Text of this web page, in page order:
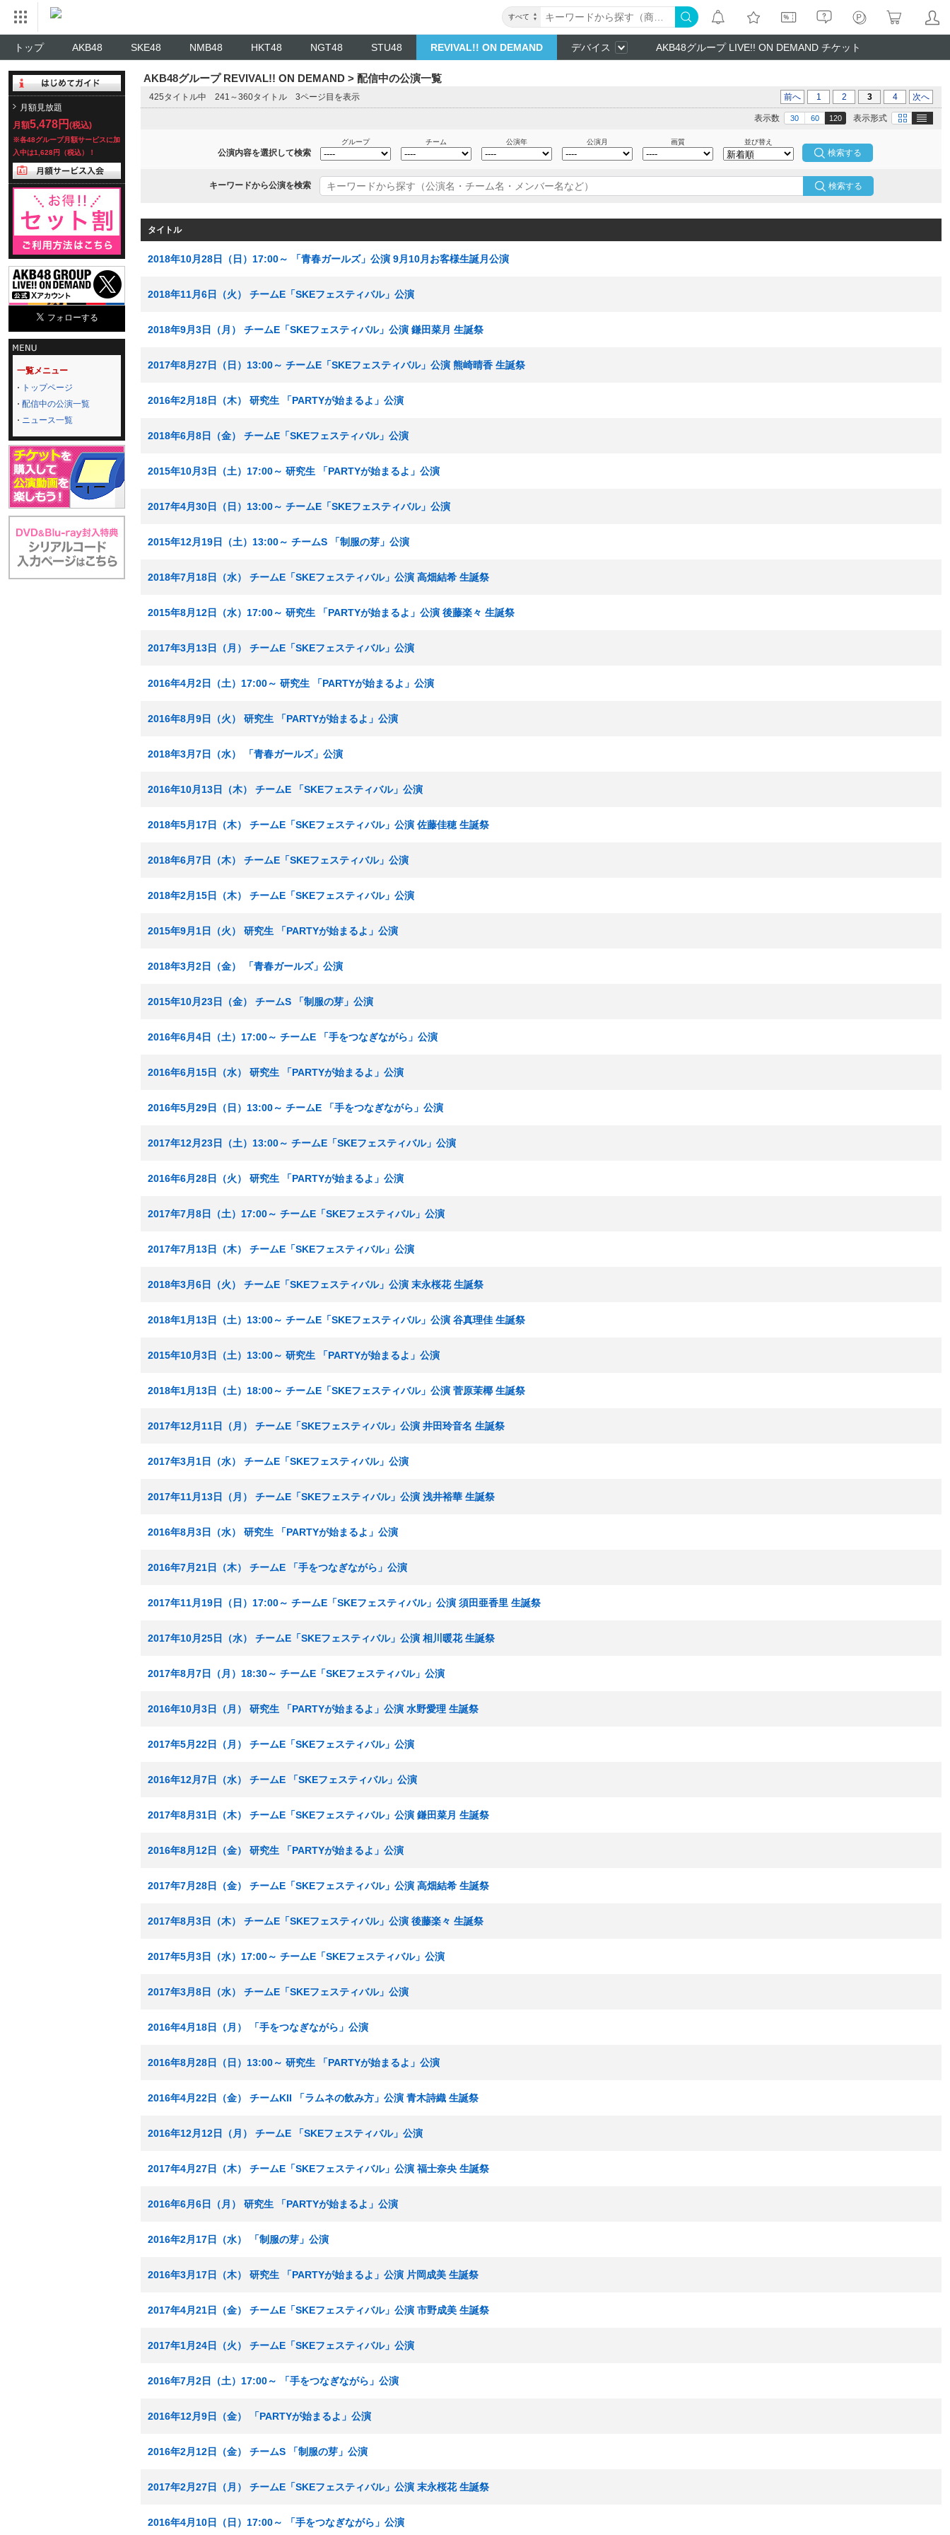
すべて
トップ AKB48 SKE48 NMB48 HKT48 NGT48 STU48 REVIVAL!! ON DEMAND デバイス AKB48グループ LIVE!! ON DEMAND チケット
月額見放題
月額5,478円 (税込)
※各48グループ月額サービスに加
入中は1,628円（税込）！
一覧メニュー
トップページ
配信中の公演一覧
ニュース一覧
AKB48グループ REVIVAL!! ON DEMAND > 配信中の公演一覧
425タイトル中 241～360タイトル 3ページ目を表示 前へ 1 2 3 4 次へ
表示形式 画像
表示数 30 60 120
公演内容を選択して検索
グループ チーム 公演年 公演月 画質 並び替え
キーワードから公演を検索 検索する
タイトル
2018年10月28日（日）17:00～ 「青春ガールズ」公演 9月10月お客様生誕月公演
2018年11月6日（火） チームE「SKEフェスティバル」公演
2018年9月3日（月） チームE「SKEフェスティバル」公演 鎌田菜月 生誕祭
2017年8月27日（日）13:00～ チームE「SKEフェスティバル」公演 熊崎晴香 生誕祭
2016年2月18日（木） 研究生 「PARTYが始まるよ」公演
2018年6月8日（金） チームE「SKEフェスティバル」公演
2015年10月3日（土）17:00～ 研究生 「PARTYが始まるよ」公演
2017年4月30日（日）13:00～ チームE「SKEフェスティバル」公演
2015年12月19日（土）13:00～ チームS 「制服の芽」公演
2018年7月18日（水） チームE「SKEフェスティバル」公演 高畑結希 生誕祭
2015年8月12日（水）17:00～ 研究生 「PARTYが始まるよ」公演 後藤楽々 生誕祭
2017年3月13日（月） チームE「SKEフェスティバル」公演
2016年4月2日（土）17:00～ 研究生 「PARTYが始まるよ」公演
2016年8月9日（火） 研究生 「PARTYが始まるよ」公演
2018年3月7日（水） 「青春ガールズ」公演
2016年10月13日（木） チームE 「SKEフェスティバル」公演
2018年5月17日（木） チームE「SKEフェスティバル」公演 佐藤佳穂 生誕祭
2018年6月7日（木） チームE「SKEフェスティバル」公演
2018年2月15日（木） チームE「SKEフェスティバル」公演
2015年9月1日（火） 研究生 「PARTYが始まるよ」公演
2018年3月2日（金） 「青春ガールズ」公演
2015年10月23日（金） チームS 「制服の芽」公演
2016年6月4日（土）17:00～ チームE 「手をつなぎながら」公演
2016年6月15日（水） 研究生 「PARTYが始まるよ」公演
2016年5月29日（日）13:00～ チームE 「手をつなぎながら」公演
2017年12月23日（土）13:00～ チームE「SKEフェスティバル」公演
2016年6月28日（火） 研究生 「PARTYが始まるよ」公演
2017年7月8日（土）17:00～ チームE「SKEフェスティバル」公演
2017年7月13日（木） チームE「SKEフェスティバル」公演
2018年3月6日（火） チームE「SKEフェスティバル」公演 末永桜花 生誕祭
2018年1月13日（土）13:00～ チームE「SKEフェスティバル」公演 谷真理佳 生誕祭
2015年10月3日（土）13:00～ 研究生 「PARTYが始まるよ」公演
2018年1月13日（土）18:00～ チームE「SKEフェスティバル」公演 菅原茉椰 生誕祭
2017年12月11日（月） チームE「SKEフェスティバル」公演 井田玲音名 生誕祭
2017年3月1日（水） チームE「SKEフェスティバル」公演
2017年11月13日（月） チームE「SKEフェスティバル」公演 浅井裕華 生誕祭
2016年8月3日（水） 研究生 「PARTYが始まるよ」公演
2016年7月21日（木） チームE 「手をつなぎながら」公演
2017年11月19日（日）17:00～ チームE「SKEフェスティバル」公演 須田亜香里 生誕祭
2017年10月25日（水） チームE「SKEフェスティバル」公演 相川暖花 生誕祭
2017年8月7日（月）18:30～ チームE「SKEフェスティバル」公演
2016年10月3日（月） 研究生 「PARTYが始まるよ」公演 水野愛理 生誕祭
2017年5月22日（月） チームE「SKEフェスティバル」公演
2016年12月7日（水） チームE 「SKEフェスティバル」公演
2017年8月31日（木） チームE「SKEフェスティバル」公演 鎌田菜月 生誕祭
2016年8月12日（金） 研究生 「PARTYが始まるよ」公演
2017年7月28日（金） チームE「SKEフェスティバル」公演 高畑結希 生誕祭
2017年8月3日（木） チームE「SKEフェスティバル」公演 後藤楽々 生誕祭
2017年5月3日（水）17:00～ チームE「SKEフェスティバル」公演
2017年3月8日（水） チームE「SKEフェスティバル」公演
2016年4月18日（月） 「手をつなぎながら」公演
2016年8月28日（日）13:00～ 研究生 「PARTYが始まるよ」公演
2016年4月22日（金） チームKII 「ラムネの飲み方」公演 青木詩織 生誕祭
2016年12月12日（月） チームE 「SKEフェスティバル」公演
2017年4月27日（木） チームE「SKEフェスティバル」公演 福士奈央 生誕祭
2016年6月6日（月） 研究生 「PARTYが始まるよ」公演
2016年2月17日（水） 「制服の芽」公演
2016年3月17日（木） 研究生 「PARTYが始まるよ」公演 片岡成美 生誕祭
2017年4月21日（金） チームE「SKEフェスティバル」公演 市野成美 生誕祭
2017年1月24日（火） チームE「SKEフェスティバル」公演
2016年7月2日（土）17:00～ 「手をつなぎながら」公演
2016年12月9日（金） 「PARTYが始まるよ」公演
2016年2月12日（金） チームS 「制服の芽」公演
2017年2月27日（月） チームE「SKEフェスティバル」公演 末永桜花 生誕祭
2016年4月10日（日）17:00～ 「手をつなぎながら」公演